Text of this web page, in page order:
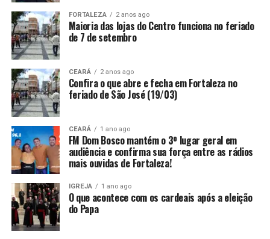
FORTALEZA 2 anos ago
Maioria das lojas do Centro funciona no feriado
de 7 de setembro
CEARÁ 2 anos ago
Confira o que abre e fecha em Fortaleza no
feriado de São José (19/03)
CEARÁ 1 ano ago
FM Dom Bosco mantém o 3º lugar geral em
audiência e confirma sua força entre as rádios
mais ouvidas de Fortaleza!
IGREJA 1 ano ago
O que acontece com os cardeais após a eleição
do Papa